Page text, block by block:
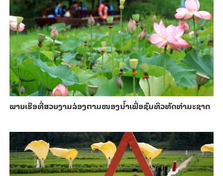
ພາຍ​ເຮືອທີ່​ສວຍ​ງາມ​ລ່ອງ​ຕາມ​​ໜອງນ້ຳ​​ເພື່ອ​ຊົມ​ທິວ​ທັດ​ທຳ​ມະ​ຊາດ